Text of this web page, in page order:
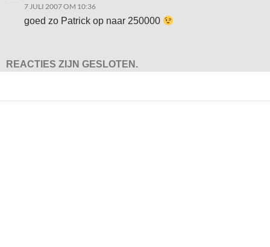
7 JULI 2007 OM 10:36
goed zo Patrick op naar 250000
REACTIES ZIJN GESLOTEN.